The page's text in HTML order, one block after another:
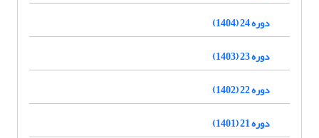
دوره 24 (1404)
دوره 23 (1403)
دوره 22 (1402)
دوره 21 (1401)